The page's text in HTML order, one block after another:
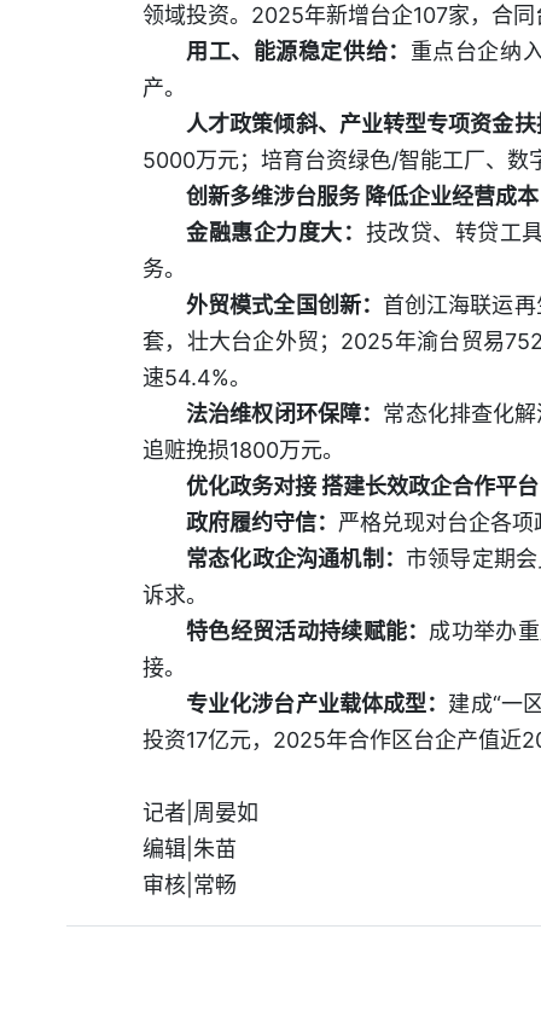
领域投资。2025年新增台企107家，合
用工、能源稳定供给： 重点台企纳
产。
人才政策倾斜、产业转型专项资金扶
5000万元；培育台资绿色/智能工厂、数
创新多维涉台服务 降低企业经营成本
金融惠企力度大： 技改贷、转贷工
务。
外贸模式全国创新： 首创江海联运
套，壮大台企外贸；2025年渝台贸易
速54.4%。
法治维权闭环保障： 常态化排查化
追赃挽损1800万元。
优化政务对接 搭建长效政企合作平台
政府履约守信： 严格兑现对台企各
常态化政企沟通机制： 市领导定期
诉求。
特色经贸活动持续赋能： 成功举办
接。
专业化涉台产业载体成型： 建成“一
投资17亿元，2025年合作区台企产值近
记者|周晏如
编辑|朱苗
审核|常畅